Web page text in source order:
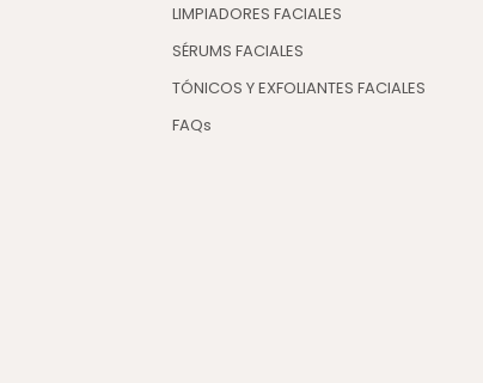
LIMPIADORES FACIALES
SÉRUMS FACIALES
TÓNICOS Y EXFOLIANTES FACIALES
FAQs